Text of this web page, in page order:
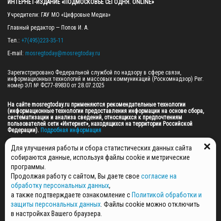
ИНТЕРНЕТ-ИЗДАНИЕ «ПОДМОСКОВЬЕ СЕГОДНЯ. ONLINE»
Учредители: ГАУ МО «Цифровые Медиа»
Главный редактор — Попов И. А.
Тел.: +7(495)223-35-11
E-mail: mosregtoday@mosregtoday.ru
Зарегистрировано Федеральной службой по надзору в сфере связи,
информационных технологий и массовых коммуникаций (Роскомнадзор) Рег.
номер ЭЛ № ФС77-89830 от 28.07.2025
На сайте mosregtoday.ru применяются рекомендательные технологии
(информационные технологии предоставления информации на основе сбора,
систематизации и анализа сведений, относящихся к предпочтениям
пользователей сети «Интернет», находящихся на территории Российской
Федерации). Подробная информация
© 2026 ПРАВА НА ВСЕ МАТЕРИАЛЫ САЙТА ПРИНАДЛЕЖАТ ГАУ МО "ЦИФРОВЫЕ
МЕДИА" (ОГРН: 1255000059467).
ПОЛИТИКА ОБРАБОТКИ И ЗАЩИТЫ ПЕРСОНАЛЬНЫХ ДАННЫХ
НОВОСТИ
ГАЗЕТЫ
РЕКЛАМОДАТЕЛЯМ
Для улучшения работы и сбора статистических данных сайта
собираются данные, используя файлы cookie и метрические
программы.
Продолжая работу с сайтом, Вы даете свое согласие на
обработку персональных данных,
а также подтверждаете ознакомление с Политикой обработки и
защиты персональных данных . Файлы cookie можно отключить
в настройках Вашего браузера.